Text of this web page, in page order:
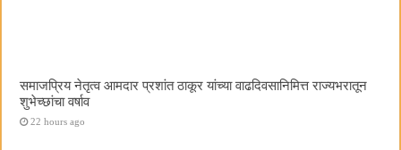
समाजप्रिय नेतृत्व आमदार प्रशांत ठाकूर यांच्या वाढदिवसानिमित्त राज्यभरातून
शुभेच्छांचा वर्षाव
22 hours ago